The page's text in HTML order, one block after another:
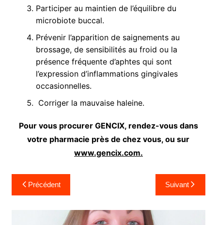
Participer au maintien de l’équilibre du
microbiote buccal.
Prévenir l’apparition de saignements au
brossage, de sensibilités au froid ou la
présence fréquente d’aphtes qui sont
l’expression d’inflammations gingivales
occasionnelles.
Corriger la mauvaise haleine.
Pour vous procurer GENCIX, rendez-vous dans
votre pharmacie près de chez vous, ou sur
www.gencix.com.
Navigation
de
Précédent Suivant